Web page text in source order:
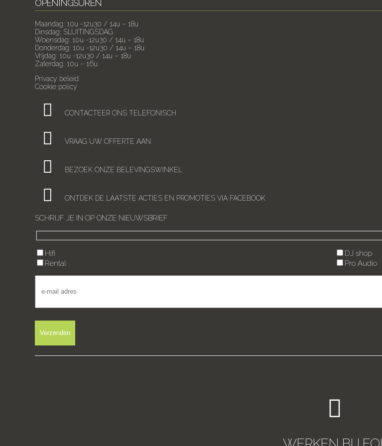
OPENINGSUREN
Maandag: 10u -12u30 / 14u – 18u
Dinsdag: SLUITINGSDAG
Woensdag: 10u -12u30 / 14u – 18u
Donderdag: 10u -12u30 / 14u – 18u
Vrijdag: 10u -12u30 / 14u – 18u
Zaterdag: 10u – 16u
Privacy beleid
Cookie policy
CONTACTEER ONS TELEFONISCH
VRAAG UW OFFERTE AAN
BEZOEK ONZE BELEVINGSWINKEL
ONTDEK DE LAATSTE ACTIES EN PROMOTIES VIA FACEBOOK
SCHRIJF JE IN OP ONZE NIEUWSBRIEF
Hifi
DJ shop
Rental
Pro Audio